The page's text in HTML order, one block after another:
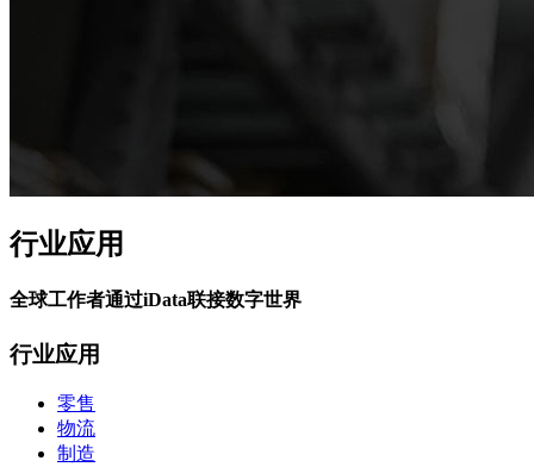
行业应用
全球工作者通过iData联接数字世界
行业应用
零售
物流
制造